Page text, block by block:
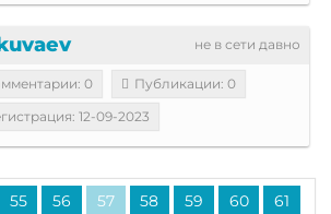
не в сети давно
0
Публикации: 0
12-09-2023
55 56 57 58 59 60 61